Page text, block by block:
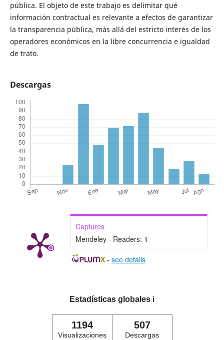
pública. El objeto de este trabajo es delimitar qué
información contractual es relevante a efectos de garantizar
la transparencia pública, más allá del estricto interés de los
operadores económicos en la libre concurrencia e igualdad
de trato.
Descargas
Captures
Mendeley - Readers: 1
- see details
Estadísticas globales ℹ️
1194
Visualizaciones
507
Descargas